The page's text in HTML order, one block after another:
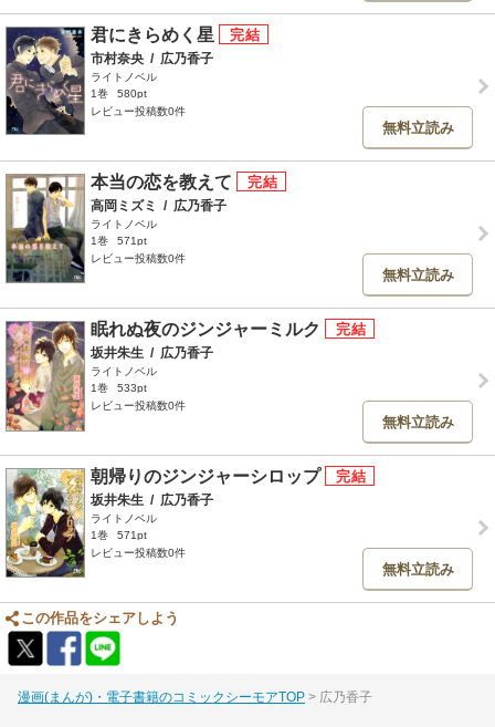
君にきらめく星
市村奈央 / 広乃香子
ライトノベル
1巻
580pt
レビュー投稿数0件
無料立読み
本当の恋を教えて
高岡ミズミ / 広乃香子
ライトノベル
1巻
571pt
レビュー投稿数0件
無料立読み
眠れぬ夜のジンジャーミルク
坂井朱生 / 広乃香子
ライトノベル
1巻
533pt
レビュー投稿数0件
無料立読み
朝帰りのジンジャーシロップ
坂井朱生 / 広乃香子
ライトノベル
1巻
571pt
レビュー投稿数0件
無料立読み
この作品をシェアしよう
漫画(まんが)・電子書籍のコミックシーモアTOP 広乃香子